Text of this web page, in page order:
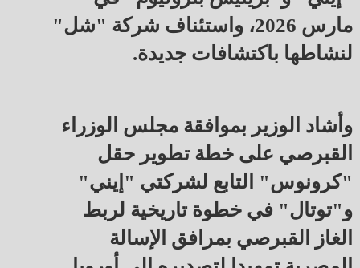
مارس 2026، واستئناف شركة "شل"
لنشاطها باكتشافات جديدة.
وأشاد الوزير بموافقة مجلس الوزراء
القبرصي على خطة تطوير حقل
"كرونوس" التابع لشركتي "إيني"
و"توتال" في خطوة تاريخية لربط
الغاز القبرصي بمرافق الإسالة